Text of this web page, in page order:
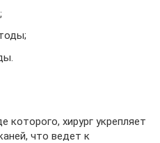
которого, хирург укрепляет
что ведет к